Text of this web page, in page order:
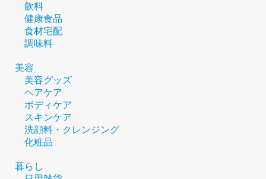
飲料
健康食品
食材宅配
調味料
美容
美容グッズ
ヘアケア
ボディケア
スキンケア
洗顔料・クレンジング
化粧品
暮らし